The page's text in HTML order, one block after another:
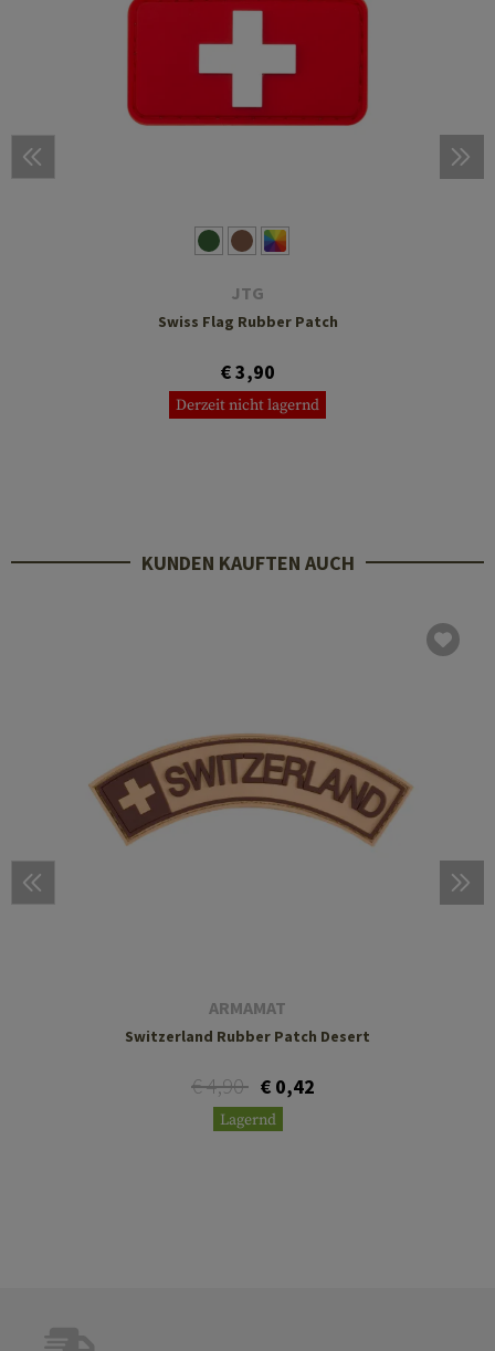
JTG
Swiss Flag Rubber Patch
€ 3,90
Derzeit nicht lagernd
KUNDEN KAUFTEN AUCH
ARMAMAT
Switzerland Rubber Patch Desert
€ 4,90 € 0,42
Lagernd